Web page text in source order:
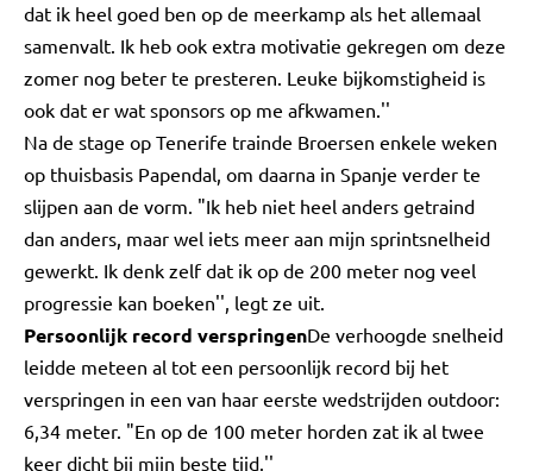
dat ik heel goed ben op de meerkamp als het allemaal
samenvalt. Ik heb ook extra motivatie gekregen om deze
zomer nog beter te presteren. Leuke bijkomstigheid is
ook dat er wat sponsors op me afkwamen.''
Na de stage op Tenerife trainde Broersen enkele weken
op thuisbasis Papendal, om daarna in Spanje verder te
slijpen aan de vorm. "Ik heb niet heel anders getraind
dan anders, maar wel iets meer aan mijn sprintsnelheid
gewerkt. Ik denk zelf dat ik op de 200 meter nog veel
progressie kan boeken'', legt ze uit.
Persoonlijk record verspringenDe verhoogde snelheid
leidde meteen al tot een persoonlijk record bij het
verspringen in een van haar eerste wedstrijden outdoor:
6,34 meter. "En op de 100 meter horden zat ik al twee
keer dicht bij mijn beste tijd.''